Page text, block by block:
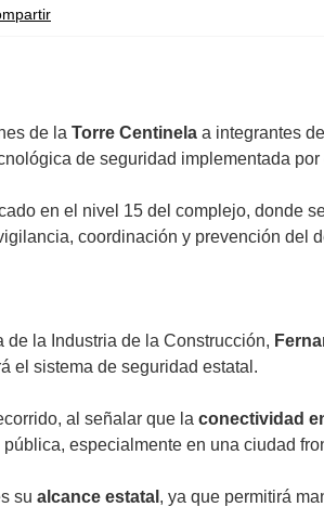
de la Torre Centinela a integrantes
de seguridad implementada
en el nivel 15 del complejo, donde
coordinación y prevención del
la Industria de la Construcción,
el sistema de seguridad estatal.
al señalar que la conectividad
especialmente en una ciudad
su alcance estatal , ya que permitirá